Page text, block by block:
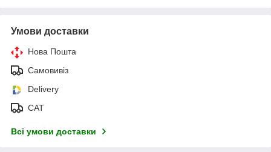
Умови доставки
Нова Пошта
Самовивіз
Delivery
САТ
Всі умови доставки